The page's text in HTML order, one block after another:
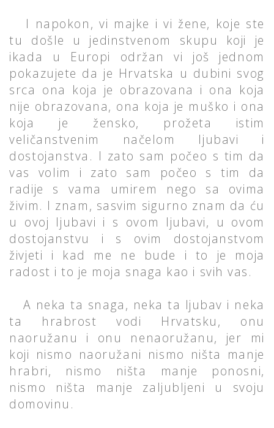
I napokon, vi majke i vi žene, koje ste
tu došle u jedinstvenom skupu koji je
ikada u Europi održan vi još jednom
pokazujete da je Hrvatska u dubini svog
srca ona koja je obrazovana i ona koja
nije obrazovana, ona koja je muško i ona
koja je žensko, prožeta istim
veličanstvenim načelom ljubavi i
dostojanstva. I zato sam počeo s tim da
vas volim i zato sam počeo s tim da
radije s vama umirem nego sa ovima
živim. I znam, sasvim sigurno znam da ću
u ovoj ljubavi i s ovom ljubavi, u ovom
dostojanstvu i s ovim dostojanstvom
živjeti i kad me ne bude i to je moja
radost i to je moja snaga kao i svih vas.
A neka ta snaga, neka ta ljubav i neka
ta hrabrost vodi Hrvatsku, onu
naoružanu i onu nenaoružanu, jer mi
koji nismo naoružani nismo ništa manje
hrabri, nismo ništa manje ponosni,
nismo ništa manje zaljubljeni u svoju
domovinu.